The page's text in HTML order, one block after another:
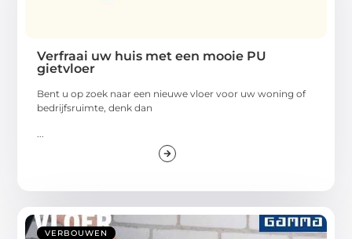
Verfraai uw huis met een mooie PU
gietvloer
Bent u op zoek naar een nieuwe vloer voor uw woning of
bedrijfsruimte, denk dan
VERBOUWEN